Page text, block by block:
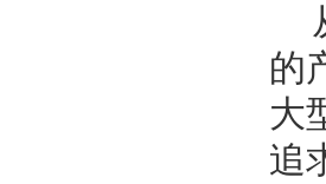
的
大
追